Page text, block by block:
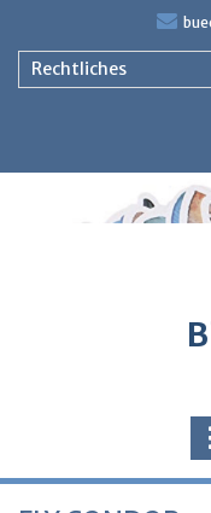
contentRechtliches